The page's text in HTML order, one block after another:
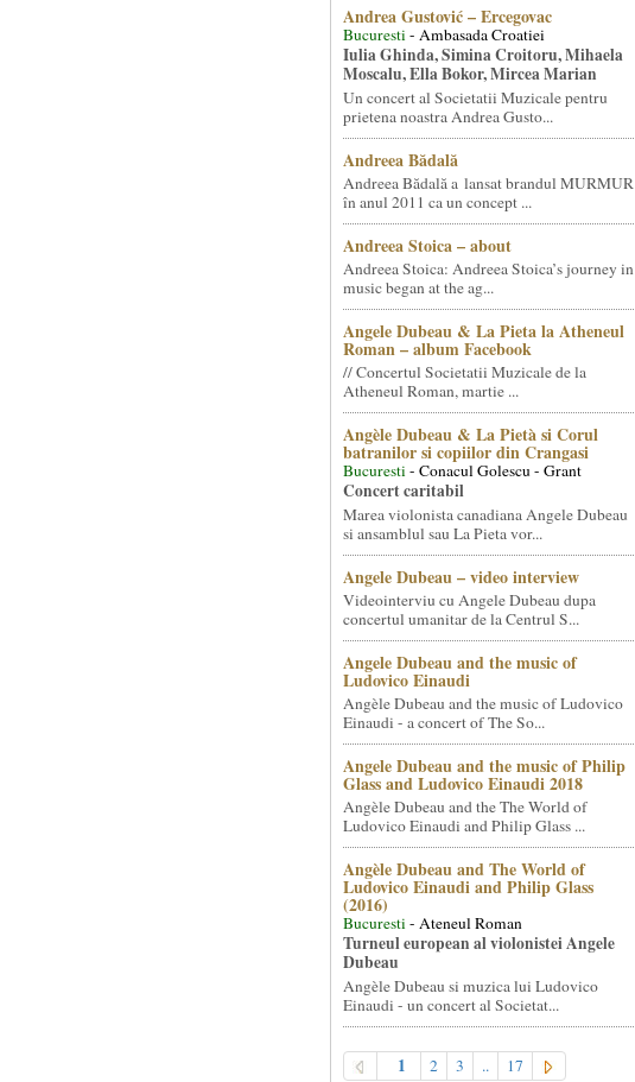
Andrea Gustović – Ercegovac
Bucuresti- Ambasada Croatiei
Iulia Ghinda, Simina Croitoru, Mihaela
Moscalu, Ella Bokor, Mircea Marian
Un concert al Societatii Muzicale pentru
prietena noastra Andrea Gusto...
Andreea Bădală
Andreea Bădală a lansat brandul MURMUR
în anul 2011 ca un concept ...
Andreea Stoica – about
Andreea Stoica: Andreea Stoica’s journey in
music began at the ag...
Angele Dubeau & La Pieta la Atheneul
Roman – album Facebook
// Concertul Societatii Muzicale de la
Atheneul Roman, martie ...
Angèle Dubeau & La Pietà si Corul
batranilor si copiilor din Crangasi
Bucuresti- Conacul Golescu - Grant
Concert caritabil
Marea violonista canadiana Angele Dubeau
si ansamblul sau La Pieta vor...
Angele Dubeau – video interview
Videointerviu cu Angele Dubeau dupa
concertul umanitar de la Centrul S...
Angele Dubeau and the music of
Ludovico Einaudi
Angèle Dubeau and the music of Ludovico
Einaudi - a concert of The So...
Angele Dubeau and the music of Philip
Glass and Ludovico Einaudi 2018
Angèle Dubeau and the The World of
Ludovico Einaudi and Philip Glass ...
Angèle Dubeau and The World of
Ludovico Einaudi and Philip Glass
(2016)
Bucuresti- Ateneul Roman
Turneul european al violonistei Angele
Dubeau
Angèle Dubeau si muzica lui Ludovico
Einaudi - un concert al Societat...
1 2 3 .. 17